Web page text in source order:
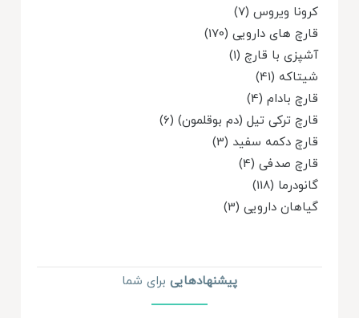
کرونا ویروس (7)
قارچ های دارویی (170)
آشپزی با قارچ (1)
شیتاکه (41)
قارچ بادام (4)
قارچ ترکی تیل (دم بوقلمون) (6)
قارچ دکمه سفید (3)
قارچ صدفی (4)
گانودرما (118)
گیاهان دارویی (3)
پیشنهاد‌هایی برای شما